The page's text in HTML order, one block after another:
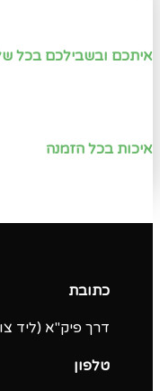
איתכם ובשבילכם בכל
איכות בכל הזמנה
כתובת
דרך פיק"א (ליד
טלפון